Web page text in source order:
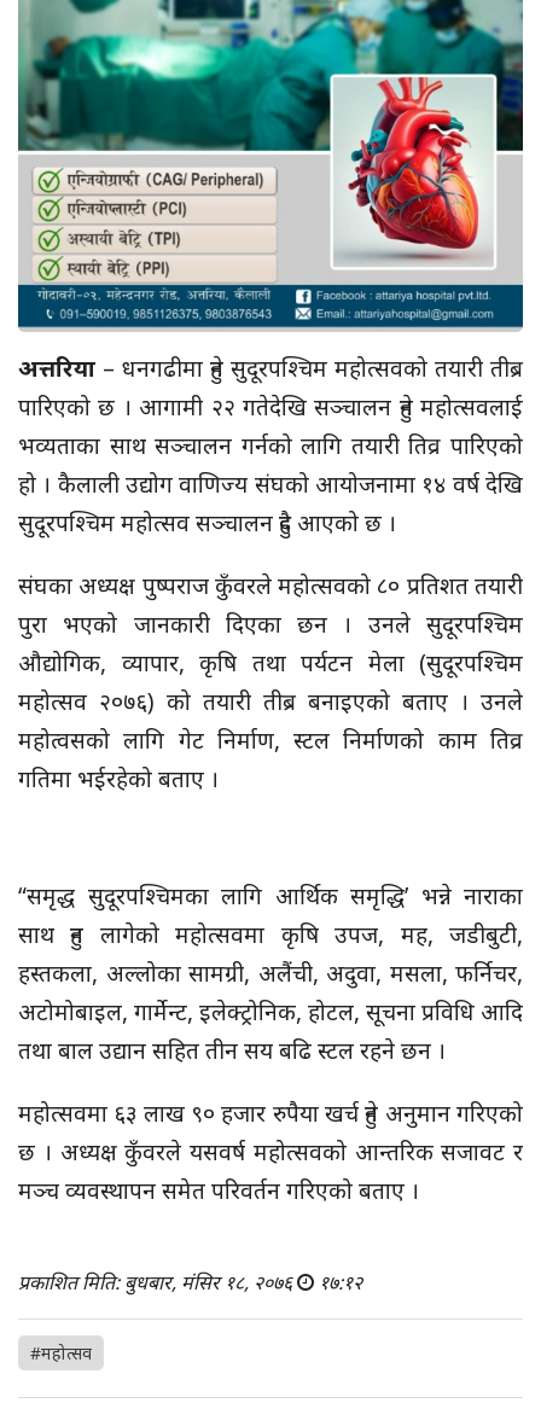
अत्तरिया – धनगढीमा हुने सुदूरपश्चिम महोत्सवको तयारी तीब्र
पारिएको छ । आगामी २२ गतेदेखि सञ्चालन हुने महोत्सवलाई
भव्यताका साथ सञ्चालन गर्नको लागि तयारी तिव्र पारिएको
हो । कैलाली उद्योग वाणिज्य संघको आयोजनामा १४ वर्ष देखि
सुदूरपश्चिम महोत्सव सञ्चालन हुदै आएको छ ।
संघका अध्यक्ष पुष्पराज कुँवरले महोत्सवको ८० प्रतिशत तयारी
पुरा भएको जानकारी दिएका छन । उनले सुदूरपश्चिम
औद्योगिक, व्यापार, कृषि तथा पर्यटन मेला (सुदूरपश्चिम
महोत्सव २०७६) को तयारी तीब्र बनाइएको बताए । उनले
महोत्वसको लागि गेट निर्माण, स्टल निर्माणको काम तिव्र
गतिमा भईरहेको बताए ।
“समृद्ध सुदूरपश्चिमका लागि आर्थिक समृद्धि’ भन्ने नाराका
साथ हुन लागेको महोत्सवमा कृषि उपज, मह, जडीबुटी,
हस्तकला, अल्लोका सामग्री, अलैंची, अदुवा, मसला, फर्निचर,
अटोमोबाइल, गार्मेन्ट, इलेक्ट्रोनिक, होटल, सूचना प्रविधि आदि
तथा बाल उद्यान सहित तीन सय बढि स्टल रहने छन ।
महोत्सवमा ६३ लाख ९० हजार रुपैया खर्च हुने अनुमान गरिएको
छ । अध्यक्ष कुँवरले यसवर्ष महोत्सवको आन्तरिक सजावट र
मञ्च व्यवस्थापन समेत परिवर्तन गरिएको बताए ।
प्रकाशित मिति: बुधबार, मंसिर १८, २०७६ १७:१२
#महोत्सव